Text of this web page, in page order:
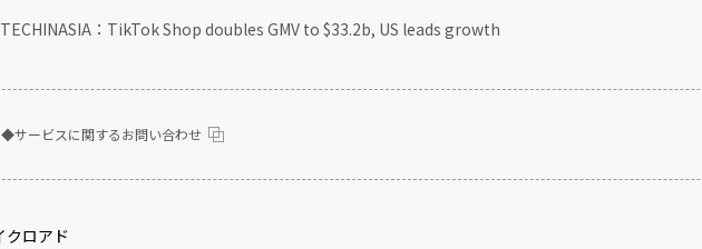
：TikTok Shop doubles GMV to $33.2b, US leads growth
◆サービスに関するお問い合わせ
クロアド